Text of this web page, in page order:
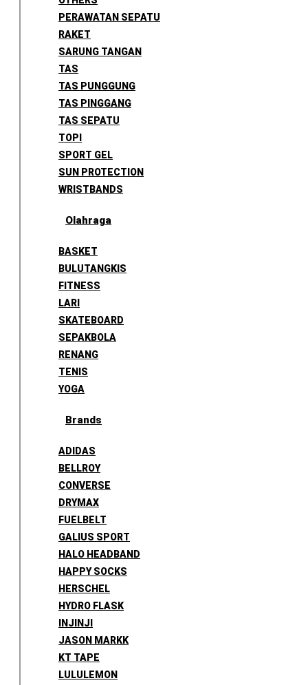
PERAWATAN SEPATU
RAKET
SARUNG TANGAN
TAS
TAS PUNGGUNG
TAS PINGGANG
TAS SEPATU
TOPI
SPORT GEL
SUN PROTECTION
WRISTBANDS
Olahraga
BASKET
BULUTANGKIS
FITNESS
LARI
SKATEBOARD
SEPAKBOLA
RENANG
TENIS
YOGA
Brands
ADIDAS
BELLROY
CONVERSE
DRYMAX
FUELBELT
GALIUS SPORT
HALO HEADBAND
HAPPY SOCKS
HERSCHEL
HYDRO FLASK
INJINJI
JASON MARKK
KT TAPE
LULULEMON